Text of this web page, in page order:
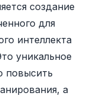
создание
для
интеллекта
уникальное
повысить
а